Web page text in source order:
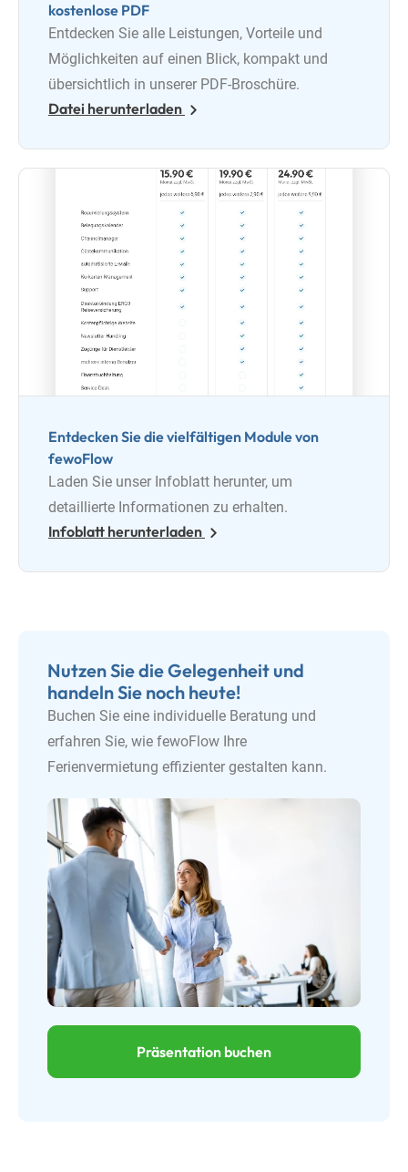
kostenlose PDF
Entdecken Sie alle Leistungen, Vorteile und
Möglichkeiten auf einen Blick, kompakt und
übersichtlich in unserer PDF-Broschüre.
Datei herunterladen
Entdecken Sie die vielfältigen Module von
fewoFlow
Laden Sie unser Infoblatt herunter, um
detaillierte Informationen zu erhalten.
Infoblatt herunterladen
Nutzen Sie die Gelegenheit und
handeln Sie noch heute!
Buchen Sie eine individuelle Beratung und
erfahren Sie, wie fewoFlow Ihre
Ferienvermietung effizienter gestalten kann.
Präsentation buchen